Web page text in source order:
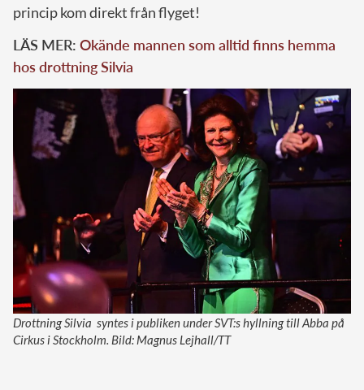
princip kom direkt från flyget!
LÄS MER: Okände mannen som alltid finns hemma
hos drottning Silvia
Drottning Silvia syntes i publiken under SVT:s hyllning till Abba på
Cirkus i Stockholm. Bild: Magnus Lejhall/TT